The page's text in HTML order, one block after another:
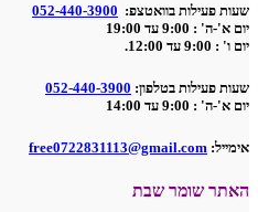
שעות פעילות בוואטצפ: 052-440-3900
יום א'-ה' : 9:00 עד 19:00
יום ו' : 9:00 עד 12:00.
שעות פעילות בטלפון: 052-440-3900
יום א'-ה' : 9:00 עד 14:00
אימייל: free0722831113@gmail.com
האתר שומר שבת